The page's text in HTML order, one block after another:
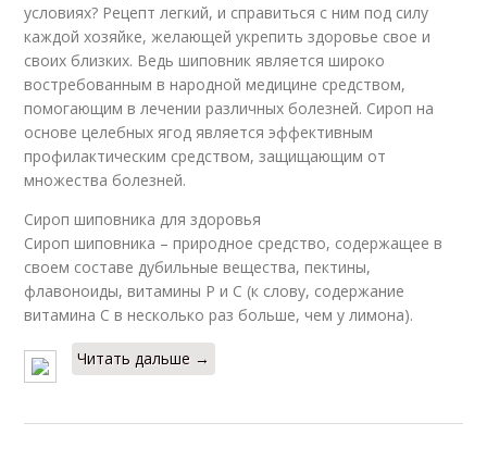
условиях? Рецепт легкий, и справиться с ним под силу
каждой хозяйке, желающей укрепить здоровье свое и
своих близких. Ведь шиповник является широко
востребованным в народной медицине средством,
помогающим в лечении различных болезней. Сироп на
основе целебных ягод является эффективным
профилактическим средством, защищающим от
множества болезней.
Сироп шиповника для здоровья
Сироп шиповника – природное средство, содержащее в
своем составе дубильные вещества, пектины,
флавоноиды, витамины Р и С (к слову, содержание
витамина С в несколько раз больше, чем у лимона).
Читать дальше →